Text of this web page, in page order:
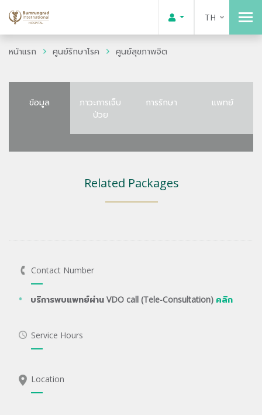
TH
หน้าแรก ศูนย์รักษาโรค ศูนย์สุขภาพจิต
ข้อมูล
ภาวะการเจ็บ
ป่วย
การรักษา แพทย์
Related Packages
Contact Number
บริการพบแพทย์ผ่าน VDO call (Tele-Consultation) คลิก
Service Hours
Location